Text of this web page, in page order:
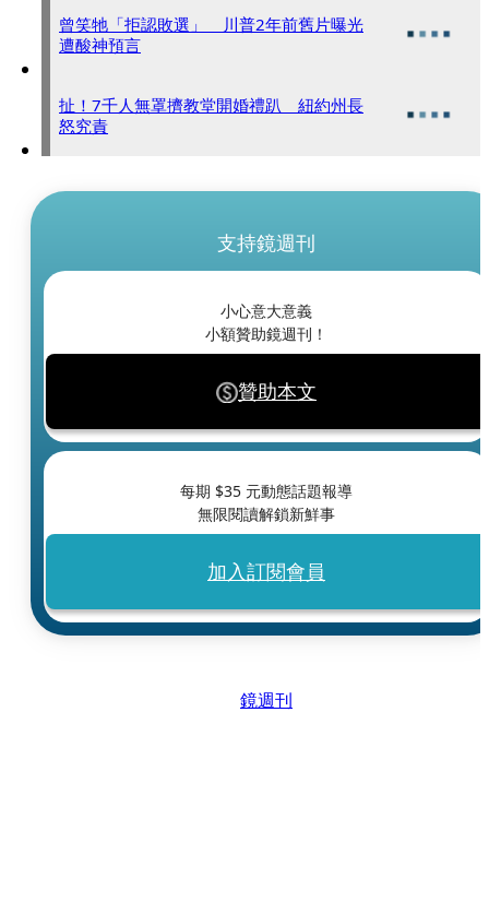
曾笑牠「拒認敗選」 川普2年前舊片曝光
遭酸神預言
扯！7千人無罩擠教堂開婚禮趴 紐約州長
怒究責
支持鏡週刊
小心意大意義
小額贊助鏡週刊！
贊助本文
每期 $35 元動態話題報導
無限閱讀解鎖新鮮事
加入訂閱會員
鏡週刊